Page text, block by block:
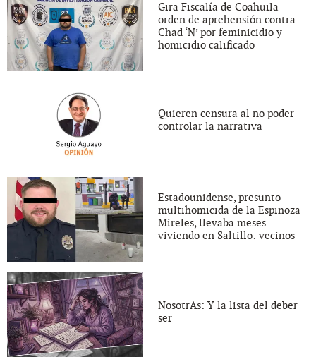
Gira Fiscalía de Coahuila
orden de aprehensión contra
Chad ‘N’ por feminicidio y
homicidio calificado
Quieren censura al no poder
controlar la narrativa
Estadounidense, presunto
multihomicida de la Espinoza
Mireles, llevaba meses
viviendo en Saltillo: vecinos
NosotrAs: Y la lista del deber
ser